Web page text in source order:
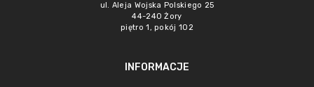
ul. Aleja Wojska Polskiego 25
44-240 Żory
piętro 1, pokój 102
INFORMACJE